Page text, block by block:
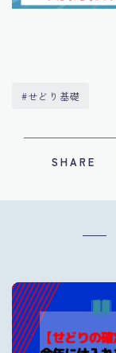
#せどり基礎
SHARE